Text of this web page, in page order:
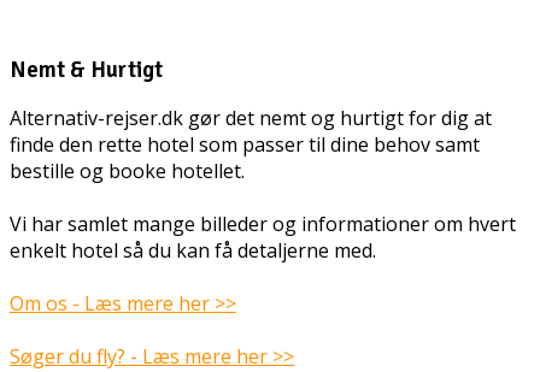
Nemt & Hurtigt
Alternativ-rejser.dk gør det nemt og hurtigt for dig at
finde den rette hotel som passer til dine behov samt
bestille og booke hotellet.
Vi har samlet mange billeder og informationer om hvert
enkelt hotel så du kan få detaljerne med.
Om os - Læs mere her >>
Søger du fly? - Læs mere her >>